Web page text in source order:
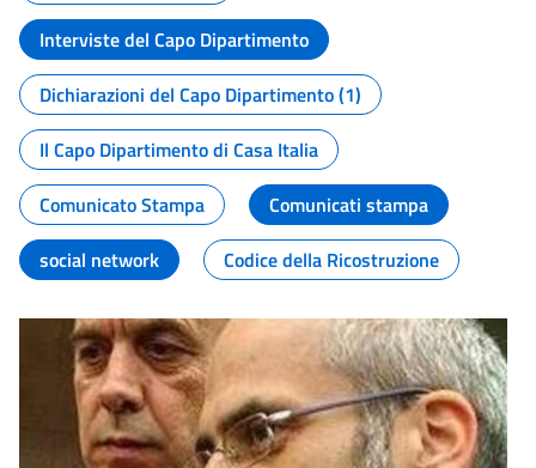
Interviste del Capo Dipartimento
Dichiarazioni del Capo Dipartimento (1)
Il Capo Dipartimento di Casa Italia
Comunicato Stampa
Comunicati stampa
social network
Codice della Ricostruzione